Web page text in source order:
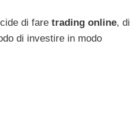
di fare trading online, di
di investire in modo